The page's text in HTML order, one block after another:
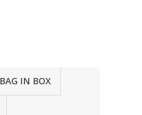
BAG IN BOX